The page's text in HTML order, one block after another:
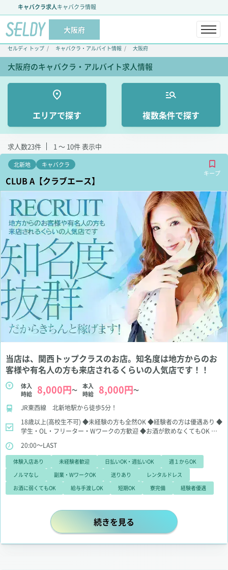
キャバクラ求人キャバクラ情報
大阪府
セルディ トップ キャバクラ・アルバイト情報 大阪府
大阪府のキャバクラ・アルバイト求人情報
エリアで探す 複数条件で探す
求人数23件 1 ～ 10件 表示中
北新地
キャバクラ
キープ
CLUB A【クラブエース】
当店は、関西トップクラスのお店。知名度は地方からのお
客様や有名人の方も来店されるくらいの人気店です！！
体入
時給
8,000円～
本入
時給
8,000円～
JR東西線 北新地駅から徒歩5分！
18歳以上(高校生不可) ◆未経験の方も全然OK ◆経験者の方は優遇あり ◆
学生・OL・フリーター・Wワークの方歓迎 ◆お酒が飲めなくてもOK ◆
集】エースグループで夢をかなえてみませんか？
談ください！
20:00～LAST
体験入店あり 未経験者歓迎 日払いOK・週払いOK
週１からOK
ノルマなし
副業・WワークOK 送りあり
レンタルドレス
お酒に弱くてもOK
給与手渡しOK 短期OK 寮完備 経験者優遇
当店は、関西トップクラスのお店
続きを見る